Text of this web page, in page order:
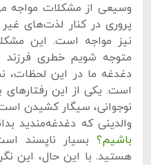
وسیعی از مشکلات مواجه
پروری در کنار لذت‌های
نیز مواجه است. این
متوجه شویم خطری فرزند
دغدغه ما در این
است. یکی از این
نوجوانی، سیگار کشیدن
والدینی که دغدغه‌مندید
باشیم؟ بسیار ناپسند
هستید. با این حال، این